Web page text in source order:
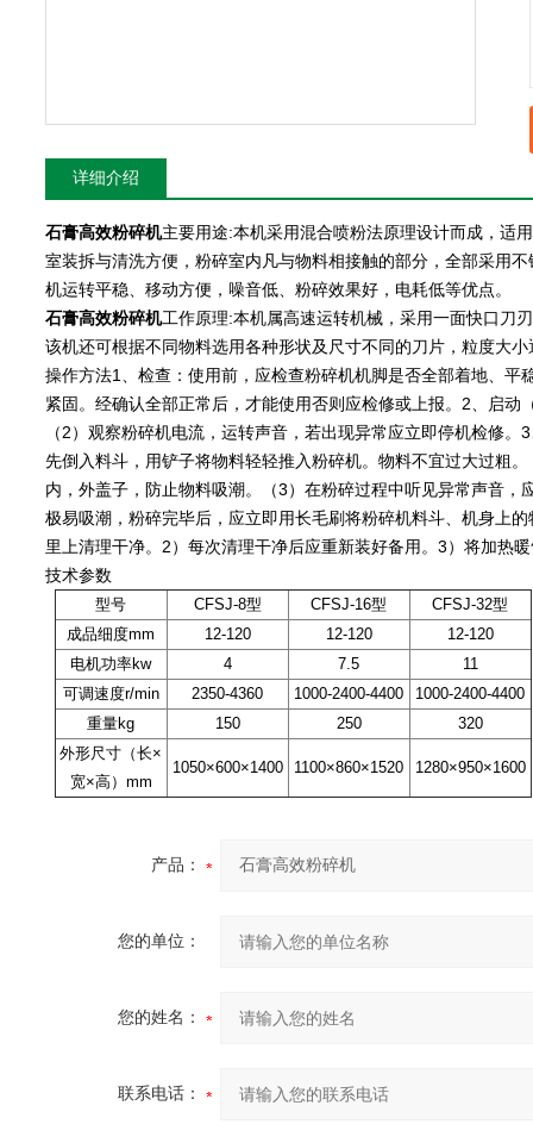
详细介绍
石膏高效粉碎机主要用途:本机采用混合喷粉法原理设计而成，适
室装拆与清洗方便，粉碎室内凡与物料相接触的部分，全部采用
机运转平稳、移动方便，噪音低、粉碎效果好，电耗低等优点。
石膏高效粉碎机工作原理:本机属高速运转机械，采用一面快口刀
该机还可根据不同物料选用各种形状及尺寸不同的刀片，粒度大
操作方法1、检查：使用前，应检查粉碎机机脚是否全部着地、
紧固。经确认全部正常后，才能使用否则应检修或上报。2、启
（2）观察粉碎机电流，运转声音，若出现异常应立即停机检修
先倒入料斗，用铲子将物料轻轻推入粉碎机。物料不宜过大过粗
内，外盖子，防止物料吸潮。（3）在粉碎过程中听见异常声音
极易吸潮，粉碎完毕后，应立即用长毛刷将粉碎机料斗、机身上
里上清理干净。2）每次清理干净后应重新装好备用。3）将加热
技术参数
型号 CFSJ-8型 CFSJ-16型
CFSJ-32型
成品细度mm
12-120 12-120
12-120
电机功率kw
4 7.5
11
可调速度r/min
2350-4360 1000-2400-4400
1000-2400-4400
重量kg
150 250
320
外形尺寸（长×
宽×高）mm
1050×600×1400 1100×860×1520 1280×950×1600
产品：
您的单位：
您的姓名：
联系电话：